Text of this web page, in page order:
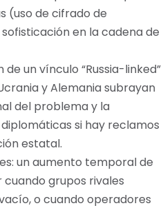
(uso de cifrado de
en la cadena de
un vínculo “Russia-linked”
y Alemania subrayan
del problema y la
si hay reclamos
estatal.
un aumento temporal de
grupos rivales
o cuando operadores